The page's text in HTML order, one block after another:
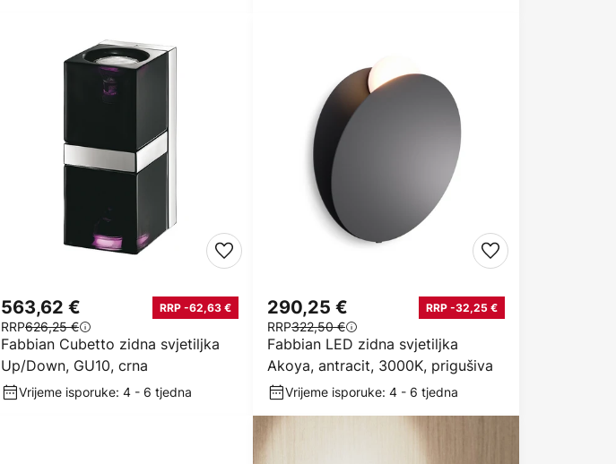
Fabbian Cubetto zidna svjetiljka
Up/Down, GU10, crna
563,62 € RRP -62,63 €
RRP626,25 €
Vrijeme isporuke: 4 - 6 tjedna
Fabbian LED zidna svjetiljka
Akoya, antracit, 3000K, prigušiva
290,25 € RRP -32,25 €
RRP322,50 €
Vrijeme isporuke: 4 - 6 tjedna